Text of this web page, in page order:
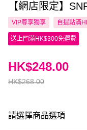
【網店限定】
VIP尊享獨享 自提點滿
送上門滿HK$300免運費
HK$268.00
HK$248.00
請選擇商品選項